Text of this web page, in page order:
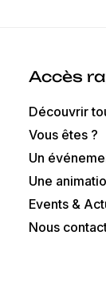
Accès
Découvrir
Vous êtes ?
Un
Une
Events &
Nous